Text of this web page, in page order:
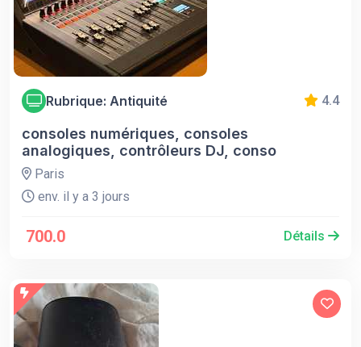
Rubrique: Antiquité 4.4
consoles numériques, consoles
analogiques, contrôleurs DJ, conso
Paris
env. il y a 3 jours
700.0 Détails